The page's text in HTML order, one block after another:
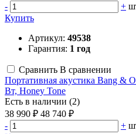
-
+
Купить
Артикул: 49538
Гарантия: 1 год
Сравнить В сравнении
Портативная акустика Bang &
Вт, Honey Tone
Есть в наличии (2)
38 990 ₽ 48 740 ₽
-
+